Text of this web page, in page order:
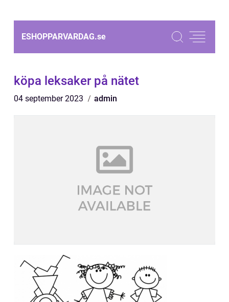
ESHOPPARVARDAG.se
köpa leksaker på nätet
04 september 2023 admin